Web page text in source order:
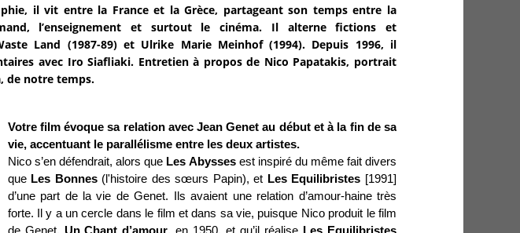
il vit entre la France et la Grèce, partageant son temps entre la
l’enseignement et surtout le cinéma. Il alterne fictions et
Land (1987-89) et Ulrike Marie Meinhof (1994). Depuis 1996, il
avec Iro Siafliaki. Entretien à propos de Nico Papatakis, portrait
de notre temps.
Votre film évoque sa relation avec Jean Genet au début et à la fin de sa
vie, accentuant le parallélisme entre les deux artistes.
Nico s’en défendrait, alors que Les Abyssesest inspiré du même fait divers
que Les Bonnes(l'histoire des sœurs Papin), et Les Equilibristes [1991]
d’une part de la vie de Genet. Ils avaient une relation d’amour-haine très
forte. Il y a un cercle dans le film et dans sa vie, puisque Nico produit le film
de Genet, Un Chant d’amour, en 1950, et qu’il réalise Les Equilibristes